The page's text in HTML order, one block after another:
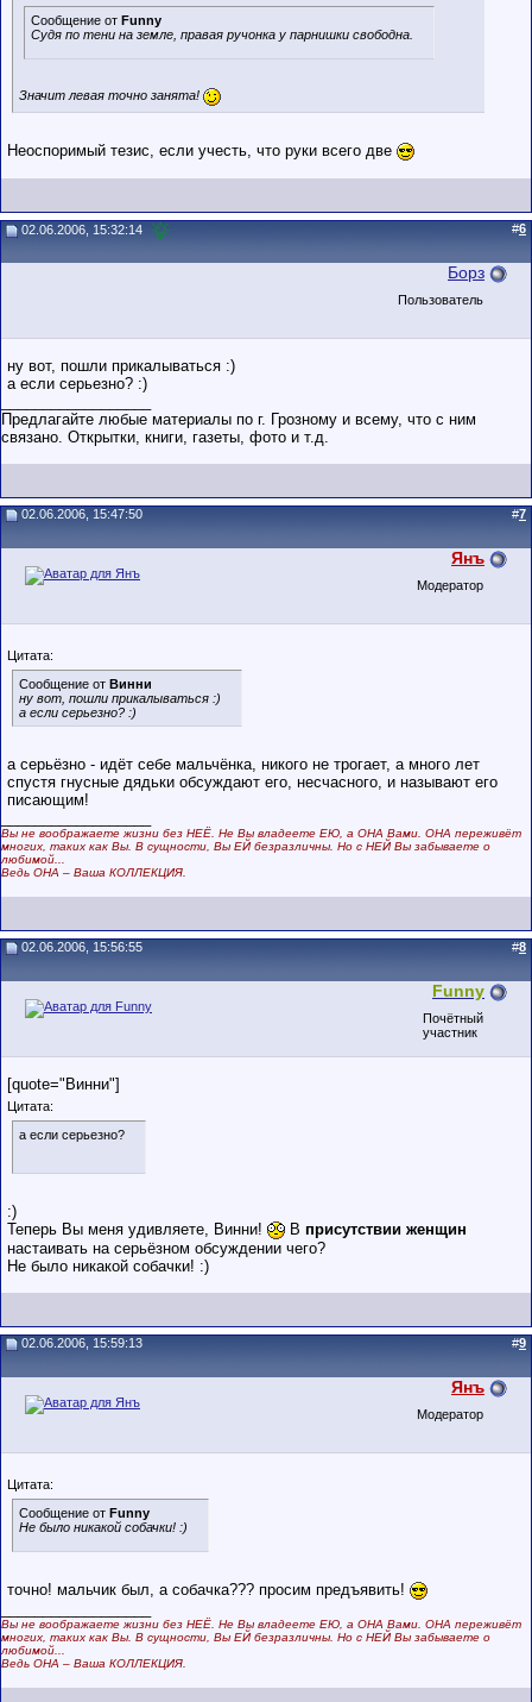
Сообщение от Funny
Судя по тени на земле, правая ручонка у парнишки свободна.
Значит левая точно занята!
Неоспоримый тезис, если учесть, что руки всего две
02.06.2006, 15:32:14 #6
Борз
Пользователь
ну вот, пошли прикалываться :)
а если серьезно? :)
Предлагайте любые материалы по г. Грозному и всему, что с ним
связано. Открытки, книги, газеты, фото и т.д.
02.06.2006, 15:47:50 #7
Янъ
Модератор
Цитата:
Сообщение от Винни
ну вот, пошли прикалываться :)
а если серьезно? :)
а серьёзно - идёт себе мальчёнка, никого не трогает, а много лет
спустя гнусные дядьки обсуждают его, несчасного, и называют его
писающим!
Вы не воображаете жизни без НЕЁ. Не Вы владеете ЕЮ, а ОНА Вами. ОНА переживёт
многих, таких как Вы. В сущности, Вы ЕЙ безразличны. Но с НЕЙ Вы забываете о
любимой...
Ведь ОНА – Ваша КОЛЛЕКЦИЯ.
02.06.2006, 15:56:55 #8
Funny
Почётный
участник
[quote="Винни"]
Цитата:
а если серьезно?
:)
Теперь Вы меня удивляете, Винни!
В присутствии женщин
настаивать на серьёзном обсуждении чего?
Не было никакой собачки! :)
02.06.2006, 15:59:13 #9
Янъ
Модератор
Цитата:
Сообщение от Funny
Не было никакой собачки! :)
точно! мальчик был, а собачка??? просим предъявить!
Вы не воображаете жизни без НЕЁ. Не Вы владеете ЕЮ, а ОНА Вами. ОНА переживёт
многих, таких как Вы. В сущности, Вы ЕЙ безразличны. Но с НЕЙ Вы забываете о
любимой...
Ведь ОНА – Ваша КОЛЛЕКЦИЯ.